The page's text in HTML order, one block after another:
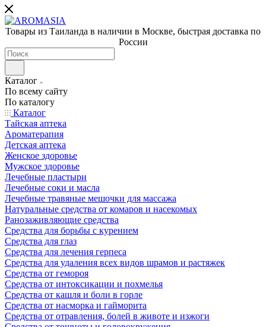
Товары из Таиланда в наличии в Москве, быстрая доставка по
России
Каталог
По всему сайту
По каталогу
Каталог
Тайская аптека
Ароматерапия
Детская аптека
Женское здоровье
Мужское здоровье
Лечебные пластыри
Лечебные соки и масла
Лечебные травяные мешочки для массажа
Натуральные средства от комаров и насекомых
Ранозаживляющие средства
Средства для борьбы с курением
Средства для глаз
Средства для лечения герпеса
Средства для удаления всех видов шрамов и растяжек
Средства от гемороя
Средства от интоксикации и похмелья
Средства от кашля и боли в горле
Средства от насморка и гайморита
Средства от отравления, болей в животе и изжоги